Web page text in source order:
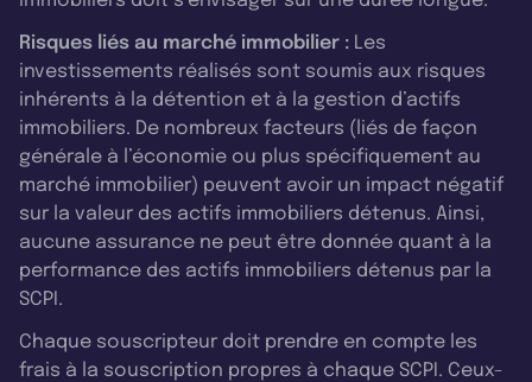
Risques liés au marché immobilier : Les
investissements réalisés sont soumis aux risques
inhérents à la détention et à la gestion d’actifs
immobiliers. De nombreux facteurs (liés de façon
générale à l’économie ou plus spécifiquement au
marché immobilier) peuvent avoir un impact négatif
sur la valeur des actifs immobiliers détenus. Ainsi,
aucune assurance ne peut être donnée quant à la
performance des actifs immobiliers détenus par la
SCPI.
Chaque souscripteur doit prendre en compte les
frais à la souscription propres à chaque SCPI. Ceux-